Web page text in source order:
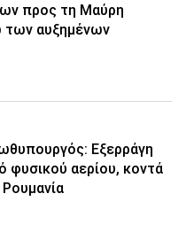
προς τη Μαύρη
αυξημένων
Εξερράγη
φυσικού αερίου, κοντά